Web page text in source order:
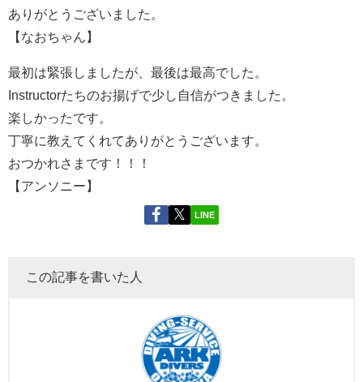
ありがとうございました。
【なおちゃん】
最初は緊張しましたが、最後は最高でした。
Instructorたちのお揚げで少し自信がつきました。
楽しかったです。
丁寧に教えてくれてありがとうございます。
おつかれさまです！！！
【アンソニー】
LINE
この記事を書いた人